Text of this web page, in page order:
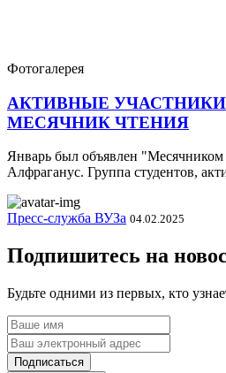
Фотогалерея
АКТИВНЫЕ
МЕСЯЧНИК ЧТЕНИЯ
Январь был объявлен "Месячником
Алфраганус. Группа студентов,
Пресс-служба ВУЗа 04.02.2025
Подпишитесь на
Будьте одними из первых, кто
Подписаться